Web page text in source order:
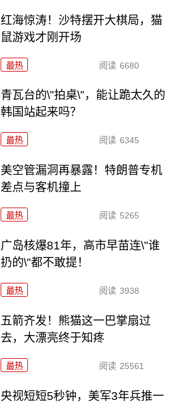
红海惊涛！沙特摆开大棋局，猫
鼠游戏才刚开场
最热 阅读 6680
青瓦台的\"拍桌\"，能让跪太久的
韩国站起来吗？
最热 阅读 6345
美空管漏洞再暴露！特朗普专机
差点与客机撞上
最热 阅读 5265
广岛核爆81年，高市早苗连\"谁
扔的\"都不敢提！
最热 阅读 3938
五箭齐发！熊猫这一巴掌扇过
去，大漂亮终于知疼
最热 阅读 25561
央视短短5秒钟，美军3年兵推一